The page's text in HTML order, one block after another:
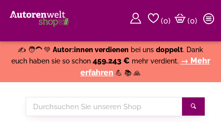
(0)
(0)
✍️ 🧑‍🦱 💚 Autor:innen verdienen bei uns doppelt. Dank
euch haben sie so schon 459.243 € mehr verdient. → Mehr
erfahren 💪 📚 🙏
Durchsuchen
Sie